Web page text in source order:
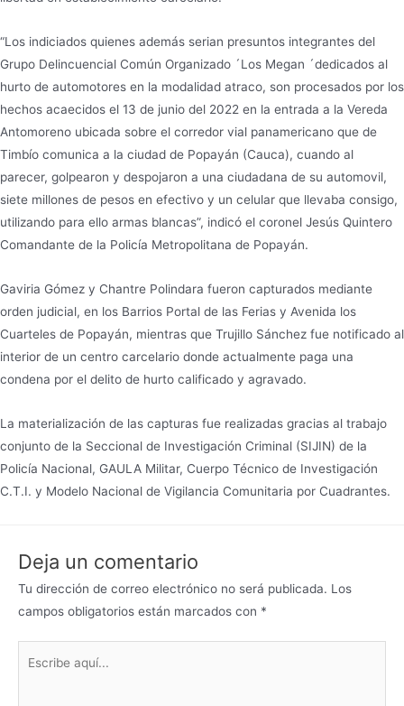
“Los indiciados quienes además serian presuntos integrantes del
Grupo Delincuencial Común Organizado ´Los Megan ´dedicados al
hurto de automotores en la modalidad atraco, son procesados por los
hechos acaecidos el 13 de junio del 2022 en la entrada a la Vereda
Antomoreno ubicada sobre el corredor vial panamericano que de
Timbío comunica a la ciudad de Popayán (Cauca), cuando al
parecer, golpearon y despojaron a una ciudadana de su automovil,
siete millones de pesos en efectivo y un celular que llevaba consigo,
utilizando para ello armas blancas”, indicó el coronel Jesús Quintero
Comandante de la Policía Metropolitana de Popayán.
Gaviria Gómez y Chantre Polindara fueron capturados mediante
orden judicial, en los Barrios Portal de las Ferias y Avenida los
Cuarteles de Popayán, mientras que Trujillo Sánchez fue notificado al
interior de un centro carcelario donde actualmente paga una
condena por el delito de hurto calificado y agravado.
La materialización de las capturas fue realizadas gracias al trabajo
conjunto de la Seccional de Investigación Criminal (SIJIN) de la
Policía Nacional, GAULA Militar, Cuerpo Técnico de Investigación
C.T.I. y Modelo Nacional de Vigilancia Comunitaria por Cuadrantes.
Deja un comentario
Tu dirección de correo electrónico no será publicada. Los
campos obligatorios están marcados con *